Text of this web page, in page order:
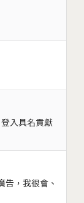
入具名貢獻
告，我很會、